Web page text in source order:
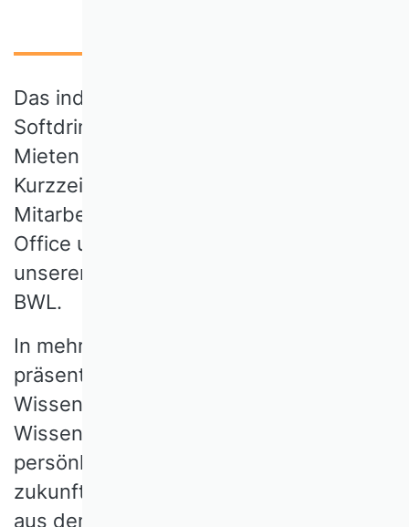
Das individualisierte Etikett auf der
Softdrink-Flasche. Der Elektroroller zum
Mieten per Smartphone. Das
Kurzzeitgedächtnis im
Mitarbeitergespräch, New Work, Home
Office und Steuerreformen: Vieles aus
unserem Alltagswissen kommt aus der
BWL.
In mehr als 100 Schlaglichtern
präsentieren renommierte
Wissenschaftlerinnen und
Wissenschaftler aus dem Verband ihre
persönliche Auswahl an Klassikern,
zukunftsfähigen Konzepten und Ideen
aus dem Forschungskanon des Fachs.